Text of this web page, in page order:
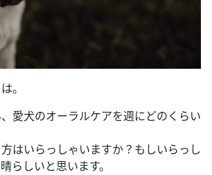
。
愛犬のオーラルケアを週にどのくらい
はいらっしゃいますか？もしいらっし
らしいと思います。